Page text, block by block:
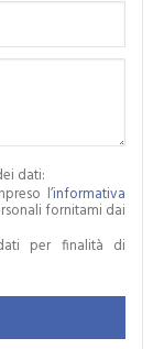
dati:
l’informativa
fornitami dai
per finalità di